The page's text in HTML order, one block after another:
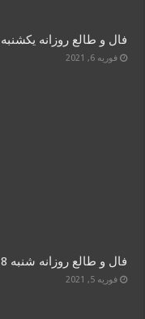
فال و طالع روزانه یکشنبه 19 بهمن ماه 99
فوریه 6, 2021
فال و طالع روزانه شنبه 18 بهمن ماه 99
فوریه 5, 2021